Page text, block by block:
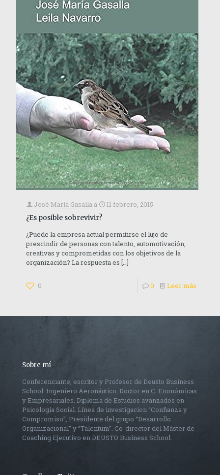
José María Gasalla a
11 febrero, 2015
¿Es posible sobrevivir?
¿Puede la empresa actual permitirse el lujo de
prescindir de personas con talento, automotivación,
creativas y comprometidas con los objetivos de la
organización? La respuesta es […]
0 0 Leer más
Sobre mí
Conferenciante, escritor y Profesor de Deusto Business
School. Ingeniero Aeronáutico, Doctor en C. Enonómicas
y Empresariales. Diploma de Estudios avanzados en
Psicología Social. Línea de investigacion “Confianza y
Compromiso”, Presidente del grupo “Desarrollo
Organizacional” y “Talentum”. Co-director del Máster de
Coaching Ejecutivo en DEUSTO Business School.